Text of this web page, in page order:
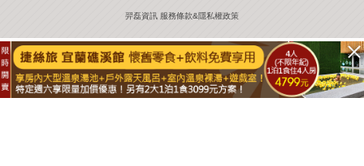
羿磊資訊 服務條款&隱私權政策